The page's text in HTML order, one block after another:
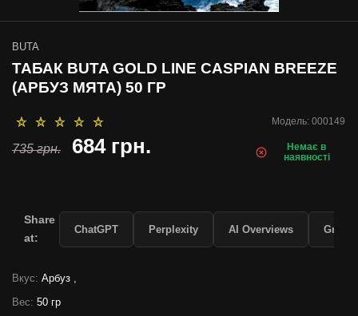
Модель: 000149
BUTA
ТАБАК BUTA GOLD LINE CASPIAN BREEZE
(АРБУЗ МЯТА) 50 ГР
Немає в
наявності
735 грн. 684 грн.
Вкус: Арбуз ,
Вес: 50 гр
Share
at:
ChatGPT Perplexity AI Overviews Grok